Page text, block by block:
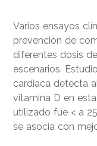
Varios ensayos
prevención de
diferentes dosis
escenarios.
cardiaca detecta
vitamina D en
utilizado fue < a
se asocia con